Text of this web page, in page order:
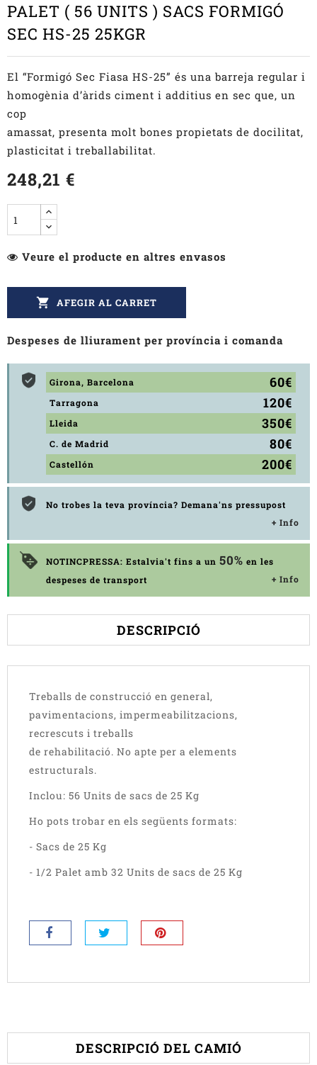
PALET ( 56 UNITS ) SACS FORMIGÓ
SEC HS-25 25KGR
El “Formigó Sec Fiasa HS-25” és una barreja regular i
homogènia d’àrids ciment i additius en sec que, un
cop
amassat, presenta molt bones propietats de docilitat,
plasticitat i treballabilitat.
248,21 €
Veure el producte en altres envasos
 AFEGIR AL CARRET
Despeses de lliurament per província i comanda
Girona, Barcelona 60€
Tarragona 120€
Lleida 350€
C. de Madrid 80€
Castellón 200€
No trobes la teva província? Demana'ns pressupost
+ Info
NOTINCPRESSA: Estalvia't fins a un 50% en les
despeses de transport
+ Info
DESCRIPCIÓ
Treballs de construcció en general,
pavimentacions, impermeabilitzacions,
recrescuts i treballs
de rehabilitació. No apte per a elements
estructurals.
Inclou: 56 Units de sacs de 25 Kg
Ho pots trobar en els següents formats:
- Sacs de 25 Kg
- 1/2 Palet amb 32 Units de sacs de 25 Kg
DESCRIPCIÓ DEL CAMIÓ